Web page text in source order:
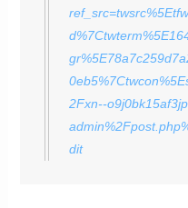
2Fxn--
dit